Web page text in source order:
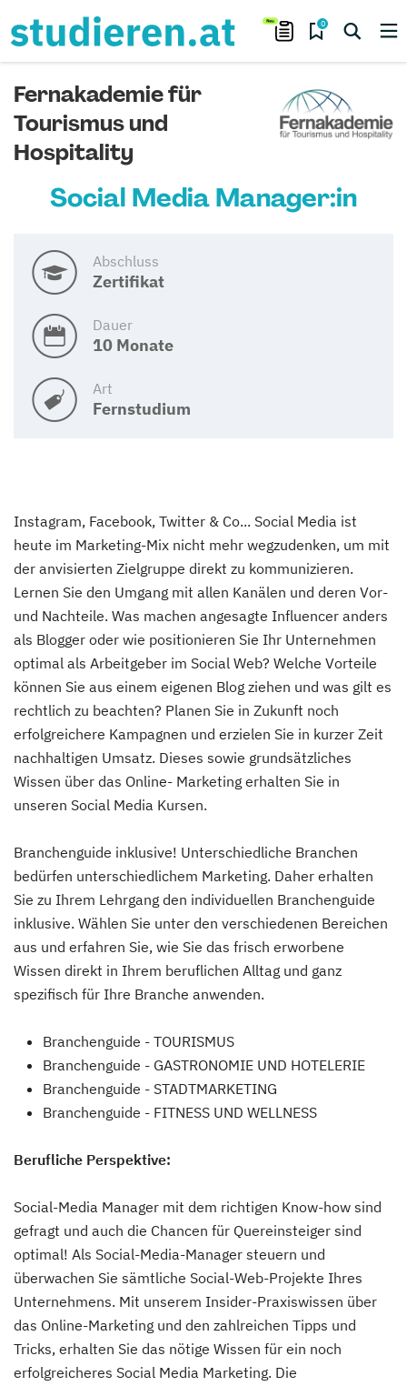
0
Fernakademie für
Tourismus und
Hospitality
Social Media Manager:in
Abschluss
Zertifikat
Dauer
10 Monate
Art
Fernstudium
Instagram, Facebook, Twitter & Co... Social Media ist
heute im Marketing-Mix nicht mehr wegzudenken, um mit
der anvisierten Zielgruppe direkt zu kommunizieren.
Lernen Sie den Umgang mit allen Kanälen und deren Vor-
und Nachteile. Was machen angesagte Influencer anders
als Blogger oder wie positionieren Sie Ihr Unternehmen
optimal als Arbeitgeber im Social Web? Welche Vorteile
können Sie aus einem eigenen Blog ziehen und was gilt es
rechtlich zu beachten? Planen Sie in Zukunft noch
erfolgreichere Kampagnen und erzielen Sie in kurzer Zeit
nachhaltigen Umsatz. Dieses sowie grundsätzliches
Wissen über das Online- Marketing erhalten Sie in
unseren Social Media Kursen.
Branchenguide inklusive! Unterschiedliche Branchen
bedürfen unterschiedlichem Marketing. Daher erhalten
Sie zu Ihrem Lehrgang den individuellen Branchenguide
inklusive. Wählen Sie unter den verschiedenen Bereichen
aus und erfahren Sie, wie Sie das frisch erworbene
Wissen direkt in Ihrem beruflichen Alltag und ganz
spezifisch für Ihre Branche anwenden.
Branchenguide - TOURISMUS
Branchenguide - GASTRONOMIE UND HOTELERIE
Branchenguide - STADTMARKETING
Branchenguide - FITNESS UND WELLNESS
Berufliche Perspektive:
Social-Media Manager mit dem richtigen Know-how sind
gefragt und auch die Chancen für Quereinsteiger sind
optimal! Als Social-Media-Manager steuern und
überwachen Sie sämtliche Social-Web-Projekte Ihres
Unternehmens. Mit unserem Insider-Praxiswissen über
das Online-Marketing und den zahlreichen Tipps und
Tricks, erhalten Sie das nötige Wissen für ein noch
erfolgreicheres Social Media Marketing. Die